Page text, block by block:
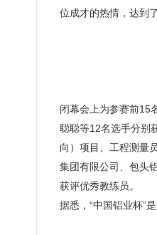
位成才的热情，达到
闭幕会上为参赛前15
聪聪等12名选手分别
向）项目、工程测量
集团有限公司、包头
获评优秀教练员。
据悉，“中国铝业杯”